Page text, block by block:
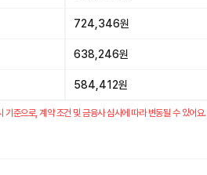
724,346원
638,246원
584,412원
기준으로, 계약 조건 및 금융사 심사에 따라 변동될 수 있어요.